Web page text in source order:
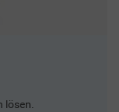
lösen.